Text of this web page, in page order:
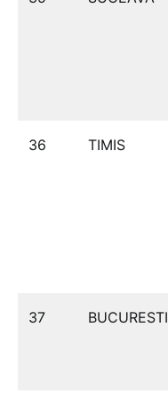
36 TIMIS
37 BUCURESTI